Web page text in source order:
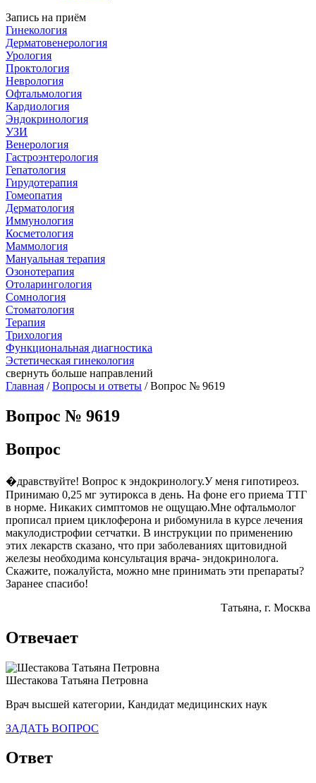
Запись на приём
Гинекология
Дерматовенерология
Урология
Проктология
Неврология
Офтальмология
Кардиология
Эндокринология
УЗИ
Венерология
Гастроэнтерология
Гепатология
Гирудотерапия
Гомеопатия
Дерматология
Иммунология
Косметология
Маммология
Мануальная терапия
Озонотерапия
Отоларингология
Сомнология
Стоматология
Терапия
Трихология
Функциональная диагностика
Эстетическая гинекология
свернуть больше направлений
Главная /Вопросы и ответы / Вопрос № 9619
Вопрос № 9619
Вопрос
�дравствуйте! Вопрос к эндокринологу.У меня гипотиреоз.
Принимаю 0,25 мг эутирокса в день. На фоне его приема ТТГ
в норме. Никаких симптомов не ощущаю.Мне офтальмолог
прописал прием циклоферона и рибомунила в курсе лечения
макулодистрофии сетчатки. В инструкции по применению
этих лекарств сказано, что при заболеваниях щитовидной
железы необходима консультация врача- эндокринолога.
Скажите, пожалуйста, можно мне принимать эти препараты?
Заранее спасибо!
Татьяна, г. Москва
Отвечает
Шестакова Татьяна Петровна
Врач высшей категории, Кандидат медицинских наук
ЗАДАТЬ ВОПРОС
Ответ